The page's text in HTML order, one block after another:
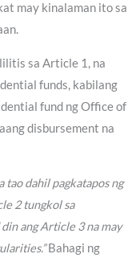
may kinalaman ito sa
sa Article 1, na
funds, kabilang
fund ng Office of
disbursement na
tao dahil pagkatapos ng
2 tungkol sa
ang Article 3 na may
Bahagi ng